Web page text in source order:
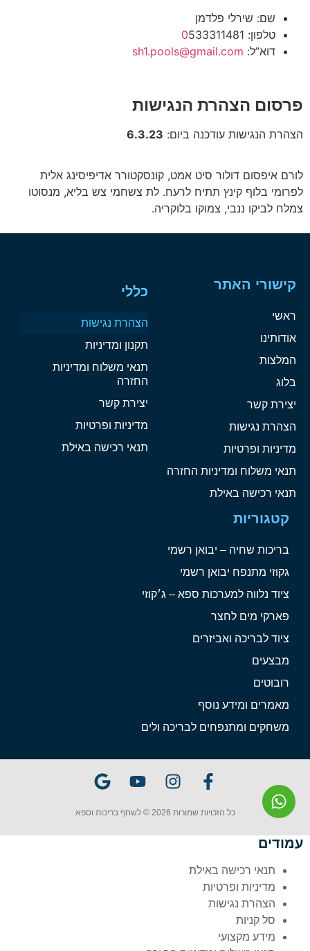
שם: שירלי פלדמן
טלפון:
0533311481
דוא”ל: sh1.pools@gmail.com
פרסום הצהרת הנגישות
הצהרת הנגישות עודכנה ביום: 6.3.23
לורם איפסום דולור סיט אמט, קונסקטורר אדיפיסינג אלית
לפרומי בלוף קינץ תתיח לרעח. לת צשחמי צש בליא, מנסוטו
צמלח לביקו ננבי, צמוקו בלוקריה.
קישורי האתר
ראשי
אודותינו
המלצות
בלוג
יצירת קשר
הצהרת נגישות
מדיניות ופרטיות
תנאי משלוח ומדיניות החזרה
תנאי רכישה באילת
כללי
הצהרת נגישות
תקנון ומדיניות
תנאי משלוח ומדיניות
החזרה
יצירת קשר
מדיניות ופרטיות
תנאי רכישה באילת
קטגוריות
בריכות שחיה – יבואן רשמי
גקוזי מתנפח יבואן רשמי
ציוד נלווה למערכות ספא – ג׳קוזי
פארקי מים לחצר
ציוד לבריכה ואביזרים
מבצעים
רובוטים
מאמרים ומידע נוסף
משחקים ומתנפחים לבריכה ולים
כל הזכויות שמורות 2026 © לשחף בריכות וספא
עמודים
תנאי רכישה באילת
מדיניות ופרטיות
הצהרת נגישות
סל קניות
מידע מקצועי